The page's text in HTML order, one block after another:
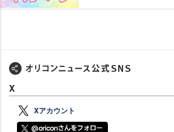
X
Xアカウント